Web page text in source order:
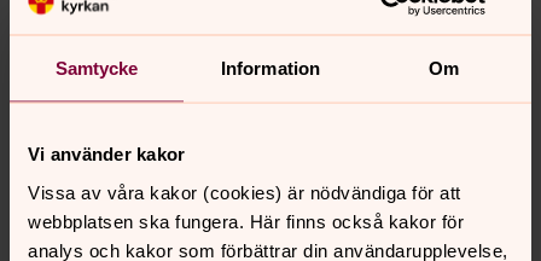
Samtycke Information Om
Vi använder kakor
Vissa av våra kakor (cookies) är nödvändiga för att
webbplatsen ska fungera. Här finns också kakor för
analys och kakor som förbättrar din användarupplevelse,
Läs mer
innehåll?
norra.oland.pastorat@svenskakyrkan.se
Dela